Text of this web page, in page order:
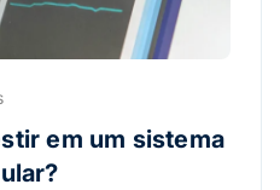
em um sistema